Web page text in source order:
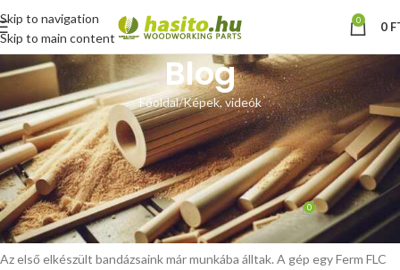
Skip to navigation
Skip to main content
0 0
Blog
Főoldal Képek, videók
KÉPEK, VIDEÓK
Poliuretán szalagfűrészkerék-
bandázsok bevetésen
Hoffmann Zsolt Be március 27, 2024 0
Az első elkészült bandázsaink már munkába álltak. A gép egy Ferm FLC